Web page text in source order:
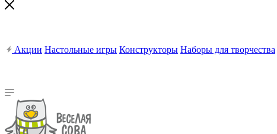
Акции Настольные игры Конструкторы Наборы для творчества